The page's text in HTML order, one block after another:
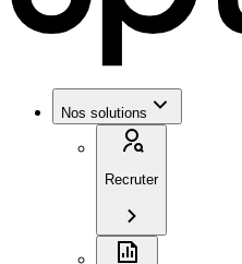
Nos solutions
Recruter